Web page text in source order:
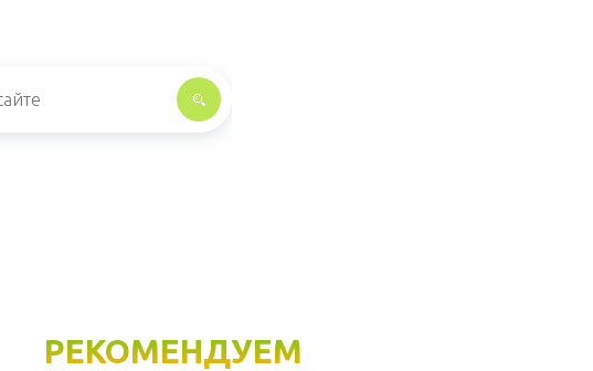
РЕКОМЕНДУЕМ